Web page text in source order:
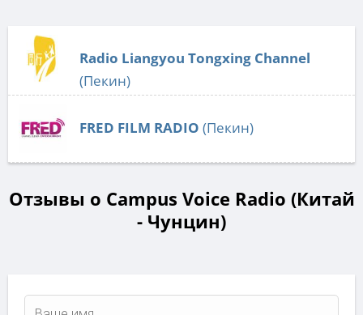
Radio Liangyou Tongxing Channel
(Пекин)
FRED FILM RADIO (Пекин)
Отзывы о Campus Voice Radio (Китай
- Чунцин)